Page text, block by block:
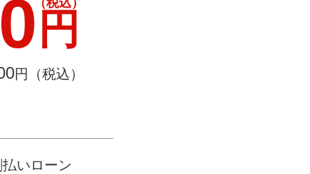
円
（税込）
円（税込）
いローン